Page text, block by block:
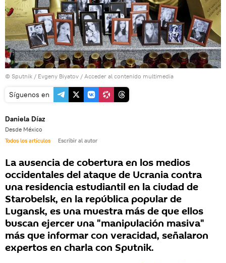
© Sputnik / Evgeny Biyatov / Acceder al contenido multimedia
Síguenos en
Daniela Díaz
Desde México
Todos los artículos Escribir al autor
La ausencia de cobertura en los medios
occidentales del ataque de Ucrania contra
una residencia estudiantil en la ciudad de
Starobelsk, en la república popular de
Lugansk, es una muestra más de que ellos
buscan ejercer una "manipulación masiva"
más que informar con veracidad, señalaron
expertos en charla con Sputnik.